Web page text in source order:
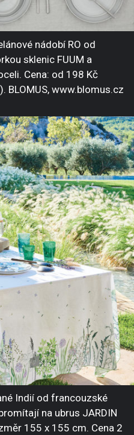
nádobí RO od
sklenic FUUM a
Cena: od 198 Kč
BLOMUS, www.blomus.cz
Indií od francouzské
na ubrus JARDIN
155 x 155 cm. Cena 2